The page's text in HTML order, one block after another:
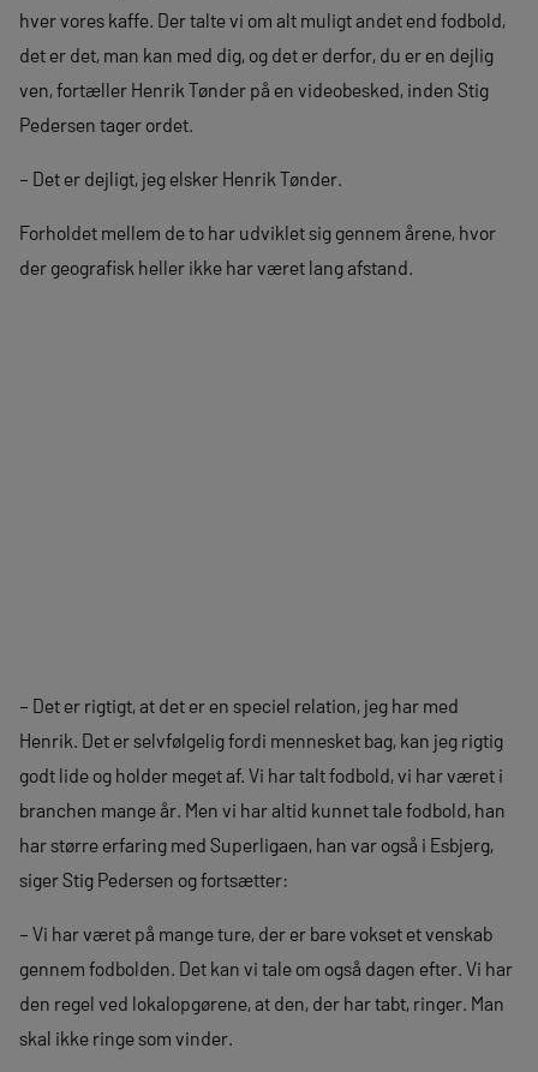
hver vores kaffe. Der talte vi om alt muligt andet end fodbold,
det er det, man kan med dig, og det er derfor, du er en dejlig
ven, fortæller Henrik Tønder på en videobesked, inden Stig
Pedersen tager ordet.
– Det er dejligt, jeg elsker Henrik Tønder.
Forholdet mellem de to har udviklet sig gennem årene, hvor
der geografisk heller ikke har været lang afstand.
– Det er rigtigt, at det er en speciel relation, jeg har med
Henrik. Det er selvfølgelig fordi mennesket bag, kan jeg rigtig
godt lide og holder meget af. Vi har talt fodbold, vi har været i
branchen mange år. Men vi har altid kunnet tale fodbold, han
har større erfaring med Superligaen, han var også i Esbjerg,
siger Stig Pedersen og fortsætter:
– Vi har været på mange ture, der er bare vokset et venskab
gennem fodbolden. Det kan vi tale om også dagen efter. Vi har
den regel ved lokalopgørene, at den, der har tabt, ringer. Man
skal ikke ringe som vinder.